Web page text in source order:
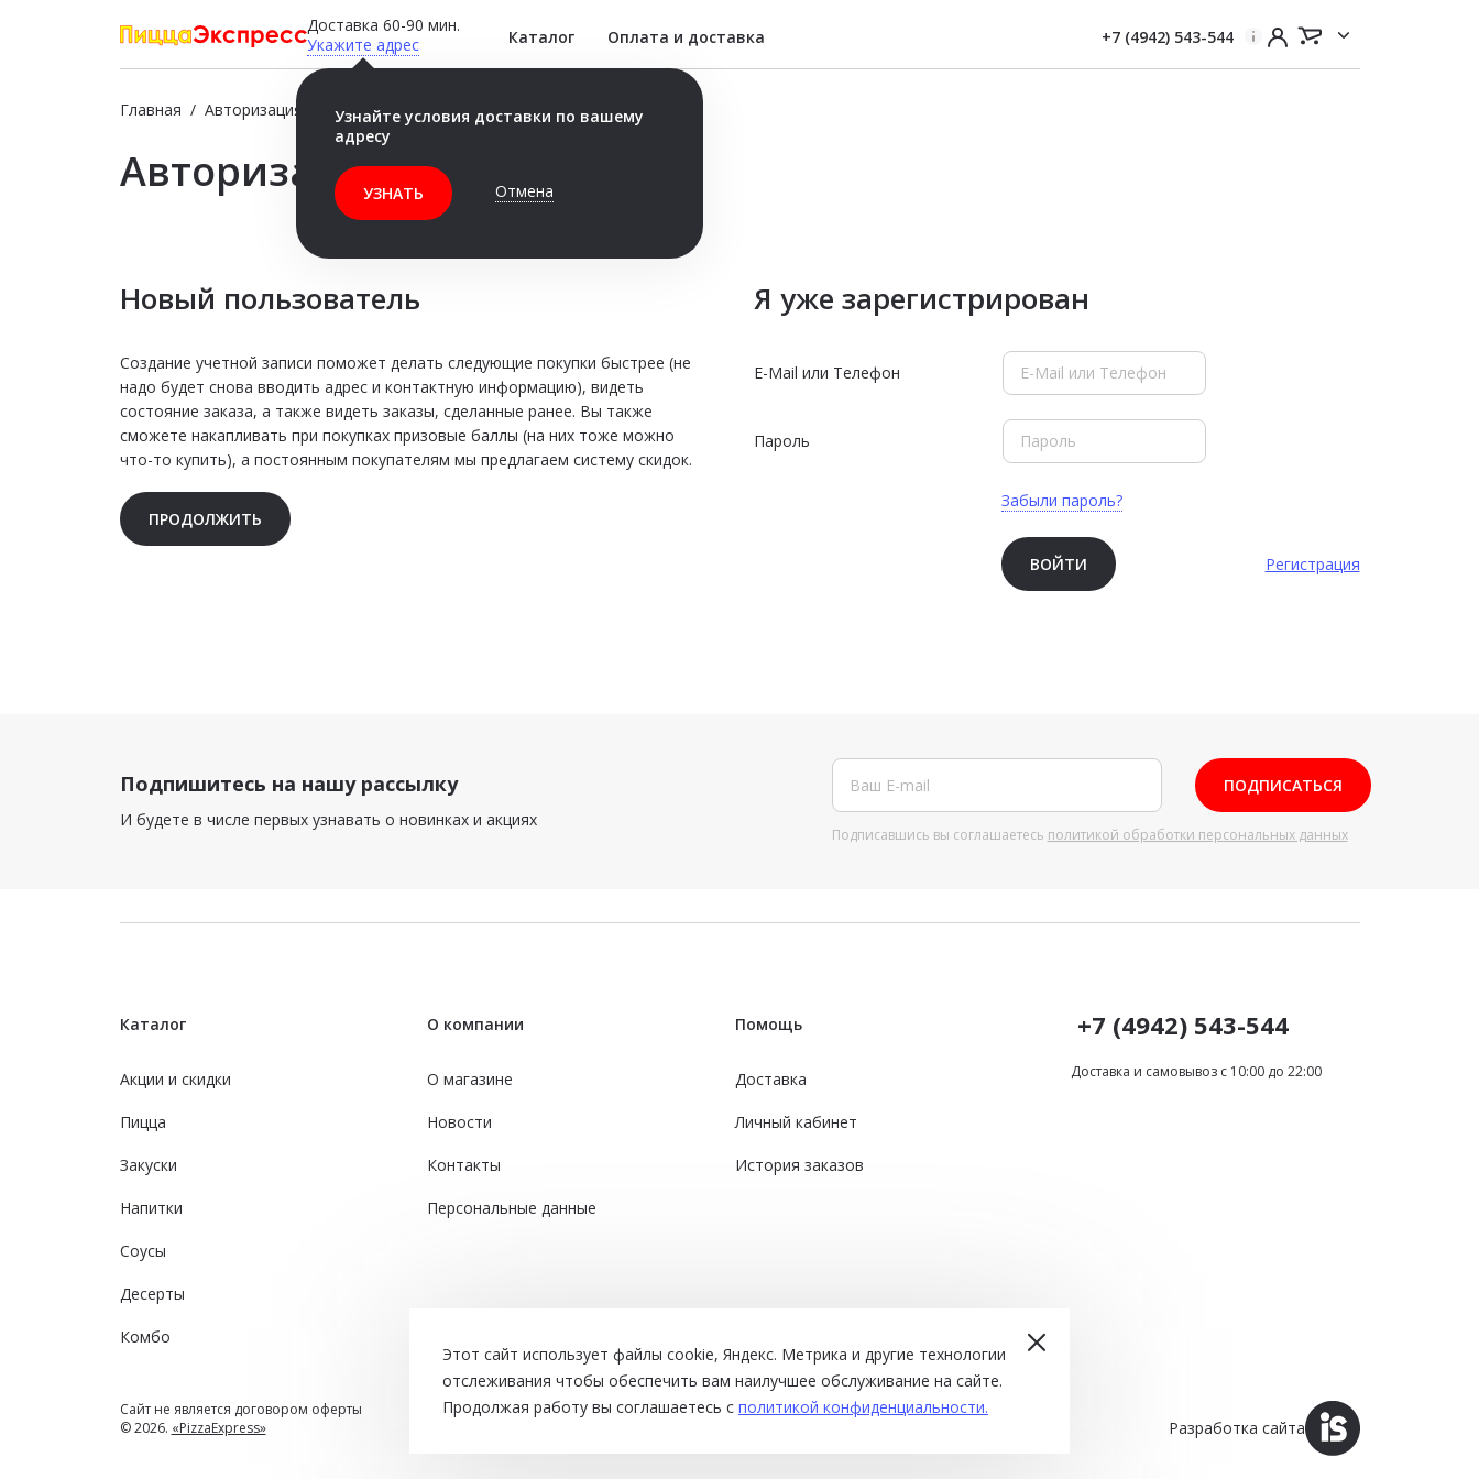
Доставка 60-90 мин.
Укажите адрес
Каталог
Метровая пицца
Пицца
Роллы
Роллы запечённые
Горячие блюда
Оплата и доставка +7 (4942) 543-544
Главная / Авторизация
Авторизация
Новый пользователь
Создание учетной записи поможет делать следующие покупки быстрее (не
надо будет снова вводить адрес и контактную информацию), видеть
состояние заказа, а также видеть заказы, сделанные ранее. Вы также
сможете накапливать при покупках призовые баллы (на них тоже можно
что-то купить), а постоянным покупателям мы предлагаем систему скидок.
ПРОДОЛЖИТЬ
Я уже зарегистрирован
E-Mail или Телефон
Пароль
Забыли пароль?
ВОЙТИ Регистрация
Подпишитесь на нашу рассылку
И будете в числе первых узнавать о новинках и акциях
ПОДПИСАТЬСЯ
Подписавшись вы соглашаетесь политикой обработки персональных данных
Каталог
Акции и скидки
Пицца
Закуски
Напитки
Соусы
Десерты
Комбо
О компании
О магазине
Новости
Контакты
Персональные данные
Помощь
Доставка
Личный кабинет
История заказов
+7 (4942) 543-544
Доставка и самовывоз с 10:00 до 22:00
Сайт не является договором оферты
© 2026. «PizzaExpress» Разработка сайта
Этот сайт использует файлы cookie, Яндекс. Метрика и другие технологии
отслеживания чтобы обеспечить вам наилучшее обслуживание на сайте.
Продолжая работу вы соглашаетесь с политикой конфиденциальности.
Узнайте условия доставки по вашему
адресу
УЗНАТЬ Отмена